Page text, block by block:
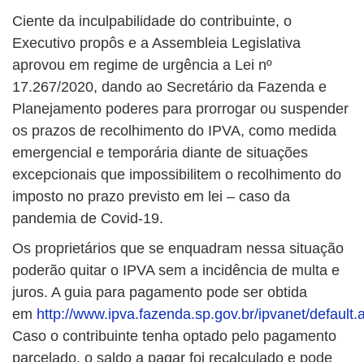
Ciente da inculpabilidade do contribuinte, o
Executivo propôs e a Assembleia Legislativa
aprovou em regime de urgência a Lei nº
17.267/2020, dando ao Secretário da Fazenda e
Planejamento poderes para prorrogar ou suspender
os prazos de recolhimento do IPVA, como medida
emergencial e temporária diante de situações
excepcionais que impossibilitem o recolhimento do
imposto no prazo previsto em lei – caso da
pandemia de Covid-19.
Os proprietários que se enquadram nessa situação
poderão quitar o IPVA sem a incidência de multa e
juros. A guia para pagamento pode ser obtida
em http://www.ipva.fazenda.sp.gov.br/ipvanet/
Caso o contribuinte tenha optado pelo pagamento
parcelado, o saldo a pagar foi recalculado e pode